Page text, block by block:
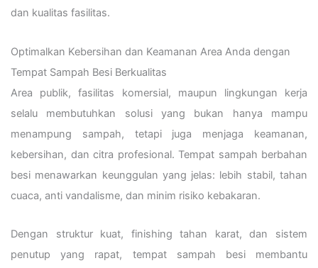
dan kualitas fasilitas.
Optimalkan Kebersihan dan Keamanan Area Anda dengan
Tempat Sampah Besi Berkualitas
Area publik, fasilitas komersial, maupun lingkungan kerja
selalu membutuhkan solusi yang bukan hanya mampu
menampung sampah, tetapi juga menjaga keamanan,
kebersihan, dan citra profesional. Tempat sampah berbahan
besi menawarkan keunggulan yang jelas: lebih stabil, tahan
cuaca, anti vandalisme, dan minim risiko kebakaran.
Dengan struktur kuat, finishing tahan karat, dan sistem
penutup yang rapat, tempat sampah besi membantu